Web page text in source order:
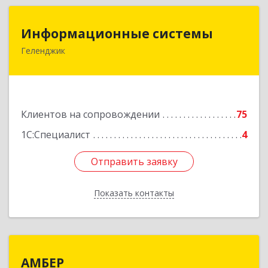
Информационные системы
Геленджик
Клиентов на сопровождении
75
1С:Специалист
4
Отправить заявку
Показать контакты
353475, Краснодарский край, Геленджик г,
Отправить заявку
Назад
АМБЕР